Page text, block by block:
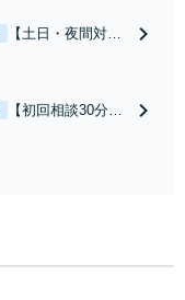
【土日・夜間対応
れたら、サインす
【初回相談30分無
お店の風評被害対